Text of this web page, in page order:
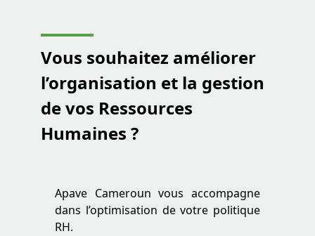
Vous souhaitez améliorer
l’organisation et la gestion
de vos Ressources
Humaines?
Apave Cameroun vous accompagne
dans l’optimisation de votre politique
RH.